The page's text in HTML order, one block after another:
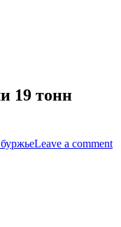
19 тонн
Leave a comment